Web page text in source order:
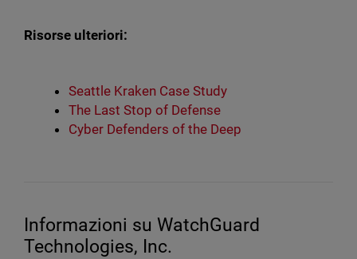
Risorse ulteriori:
Seattle Kraken Case Study
The Last Stop of Defense
Cyber Defenders of the Deep
Informazioni su WatchGuard
Technologies, Inc.